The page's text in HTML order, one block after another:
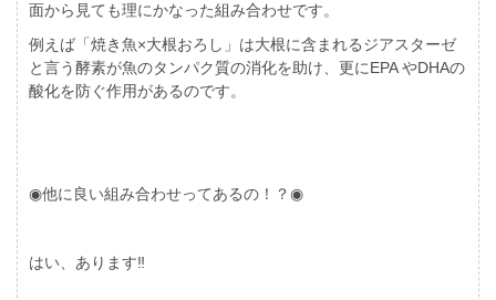
面から見ても理にかなった組み合わせです。
例えば「焼き魚×大根おろし」は大根に含まれるジアスターゼ
と言う酵素が魚のタンパク質の消化を助け、更にEPA やDHAの
酸化を防ぐ作用があるのです。
◉他に良い組み合わせってあるの！？◉
はい、あります‼︎